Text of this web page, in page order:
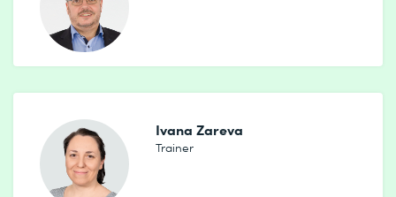
Ivana Zareva
Trainer